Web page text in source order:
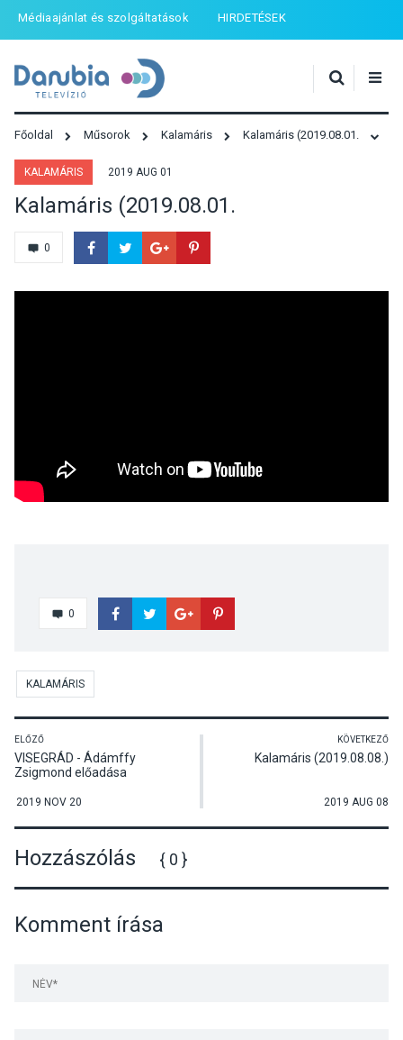
Médiaajánlat és szolgáltatások HIRDETÉSEK
Főoldal Műsorok Kalamáris Kalamáris (2019.08.01.
KALAMÁRIS 2019 AUG 01
Kalamáris (2019.08.01.
0
0
KALAMÁRIS
ELŐZŐ
VISEGRÁD - Ádámffy
Zsigmond előadása
2019 NOV 20
KÖVETKEZŐ
Kalamáris (2019.08.08.)
2019 AUG 08
Hozzászólás { 0 }
Komment írása